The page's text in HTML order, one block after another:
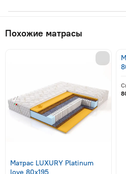
Похожие матрасы
Матрас LUXURY Platinum
love 80x195